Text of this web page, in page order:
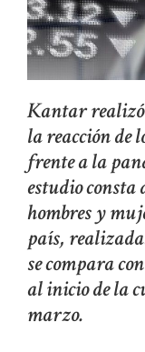
Kantar
la reacción de
frente a la
estudio consta
hombres y
país,
se compara
al inicio de la
marzo.